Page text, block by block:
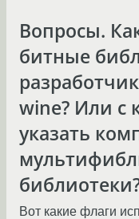
Вопросы.
битные
wine? Или с
указать
Вот какие флаги